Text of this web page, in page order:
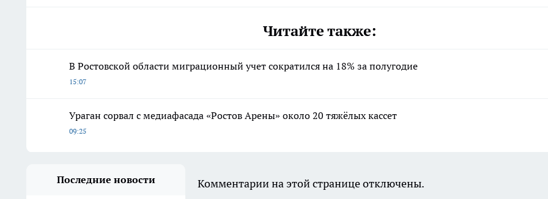
Читайте также:
В Ростовской области миграционный учет сократился на 18% за полугодие
15:07
Ураган сорвал с медиафасада «Ростов Арены» около 20 тяжёлых кассет
09:25
Последние новости Комментарии на этой странице отключены.